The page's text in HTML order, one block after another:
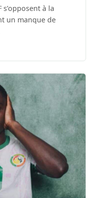
s’opposent à la
un manque de